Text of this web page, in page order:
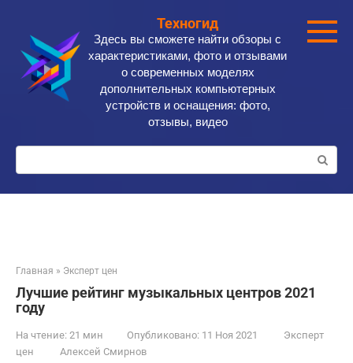
контенту
Техногид
Здесь вы сможете найти обзоры с
характеристиками, фото и отзывами
о современных моделях
дополнительных компьютерных
устройств и оснащения: фото,
отзывы, видео
Поиск:
Главная » Эксперт цен
Лучшие рейтинг музыкальных центров 2021
году
На чтение: 21 мин Опубликовано: 11 Ноя 2021
Эксперт
цен
Алексей Смирнов